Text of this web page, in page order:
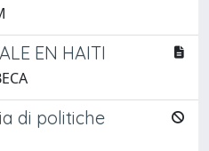
EN HAITI
di politiche